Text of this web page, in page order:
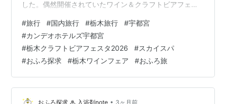
した。偶然開催されていたワイン＆クラフトビアフェス
で体験した、至福のスカイスパの様子をレポートしま
す！▶ これまでの旅の記事はこちら（第1部／第2部） 進
化する宇都宮 ｜ ワインとビールに誘われて 本日のお宿
｜ カンデオホテルズ宇都宮 進化した「トナリエ」｜ ヤ
オコーの活気 至福のスカイスパ ｜ 天空で整う、心と肌
スカイスパ・露天風…
#旅行 #国内旅行 #栃木旅行 #宇都宮
#カンデオホテルズ宇都宮
#栃木クラフトビアフェスタ2026 #スカイスパ
#おふろ探求 #栃木ワインフェア #おふろ旅
おふろ探求 ♨ 入浴剤note • 3ヶ月前